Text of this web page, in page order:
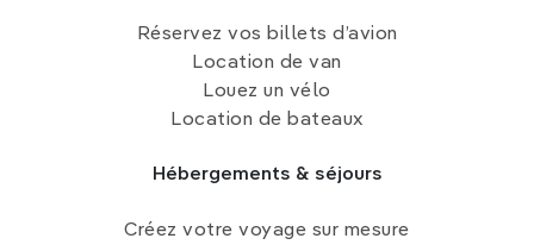
Réservez vos billets d’avion
Location de van
Louez un vélo
Location de bateaux
Hébergements & séjours
Créez votre voyage sur mesure